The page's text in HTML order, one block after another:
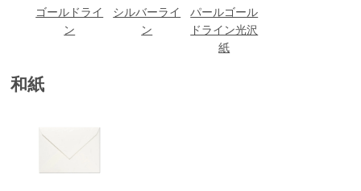
ゴールドライ
ン
シルバーライ
ン
パールゴール
ドライン光沢
紙
和紙